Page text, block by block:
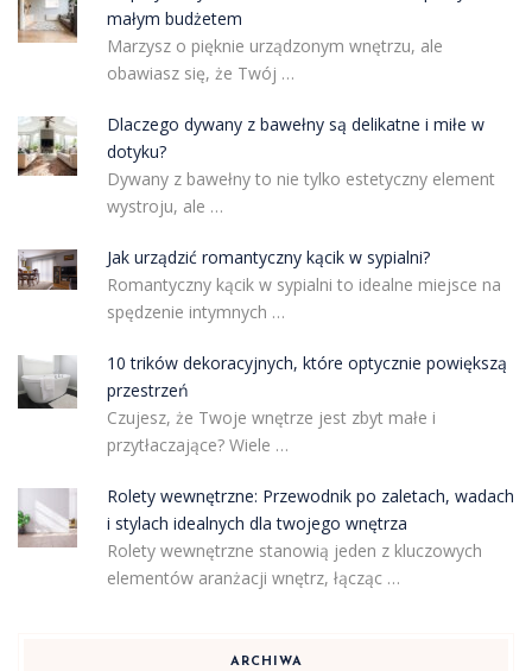
małym budżetem
Marzysz o pięknie urządzonym wnętrzu, ale
obawiasz się, że Twój …
Dlaczego dywany z bawełny są delikatne i miłe w
dotyku?
Dywany z bawełny to nie tylko estetyczny element
wystroju, ale …
Jak urządzić romantyczny kącik w sypialni?
Romantyczny kącik w sypialni to idealne miejsce na
spędzenie intymnych …
10 trików dekoracyjnych, które optycznie powiększą
przestrzeń
Czujesz, że Twoje wnętrze jest zbyt małe i
przytłaczające? Wiele …
Rolety wewnętrzne: Przewodnik po zaletach, wadach
i stylach idealnych dla twojego wnętrza
Rolety wewnętrzne stanowią jeden z kluczowych
elementów aranżacji wnętrz, łącząc …
ARCHIWA